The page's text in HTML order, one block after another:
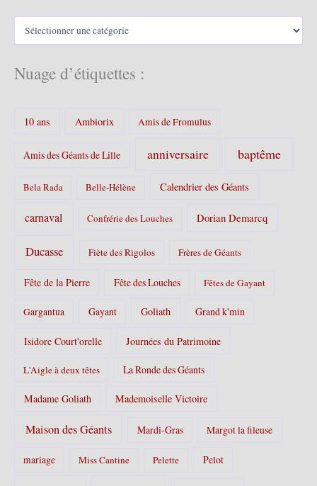
s
C
é
g
Nuage d’étiquettes :
10 ans Ambiorix Amis de Fromulus
Amis des Géants de Lille anniversaire baptême
Bela Rada Belle-Hélène Calendrier des Géants
carnaval Confrérie des Louches Dorian Demarcq
Ducasse Fiète des Rigolos Frères de Géants
Fête de la Pierre Fête des Louches Fêtes de Gayant
Gargantua Gayant Goliath Grand k'min
Isidore Court'orelle Journées du Patrimoine
L'Aigle à deux têtes La Ronde des Géants
Madame Goliath Mademoiselle Victoire
Maison des Géants Mardi-Gras Margot la fileuse
mariage Miss Cantine Pelette Pelot